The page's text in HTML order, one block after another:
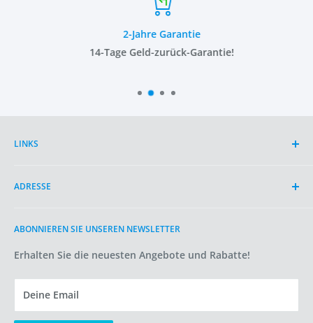
2-Jahre Garantie
14-Tage Geld-zurück-Garantie!
ABONNIEREN SIE UNSEREN NEWSLETTER
Erhalten Sie die neuesten Angebote und Rabatte!
Deine Email
LINKS
Über OYKO
Bedingungen der Dienstleistung
Versandpolitik
Datenschutzerklärung
Cookie-Richtlinie
ADRESSE
Niederlande
USt-IdNr.: NL005171473B35